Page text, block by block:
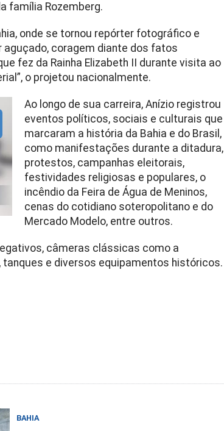
família Rozemberg.
onde se tornou repórter fotográfico e
coragem diante dos fatos
fez da Rainha Elizabeth II durante visita ao
o projetou nacionalmente.
Ao longo de sua carreira, Anízio registrou
eventos políticos, sociais e culturais que
marcaram a história da Bahia e do Brasil,
como manifestações durante a ditadura,
protestos, campanhas eleitorais,
festividades religiosas e populares, o
incêndio da Feira de Água de Meninos,
cenas do cotidiano soteropolitano e do
Mercado Modelo, entre outros.
câmeras clássicas como a
tanques e diversos equipamentos históricos.
BAHIA